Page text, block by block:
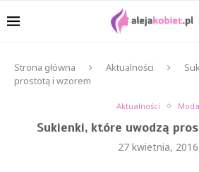
Strona główna Aktualności
prostotą i wzorem
Aktualności Moda
Sukienki, które uwodzą
27 kwietnia, 2016